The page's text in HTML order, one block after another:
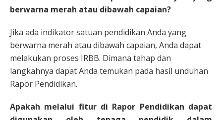
berwarna merah atau dibawah capaian?
Jika ada indikator satuan pendidikan Anda yang
berwarna merah atau dibawah capaian, Anda dapat
melakukan proses IRBB. Dimana tahap dan
langkahnya dapat Anda temukan pada hasil unduhan
Rapor Pendidikan.
Apakah melalui fitur di Rapor Pendidikan dapat